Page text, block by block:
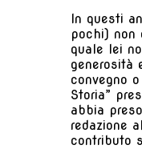
In questi
pochi) non
quale lei
generosità
convegno
Storia”
abbia
redazione
contributo